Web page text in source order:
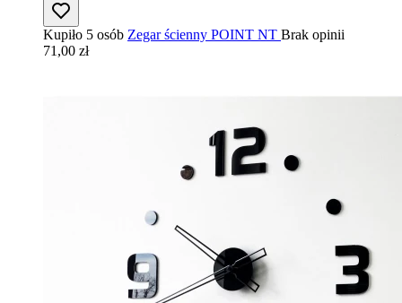
Kupiło 5 osób Zegar ścienny POINT NT Brak opinii
71,00 zł